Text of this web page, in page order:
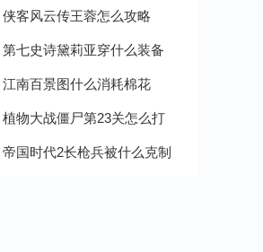
侠客风云传王蓉怎么攻略
第七史诗黛莉亚穿什么装备
江南百景图什么消耗棉花
植物大战僵尸第23关怎么打
帝国时代2长枪兵被什么克制